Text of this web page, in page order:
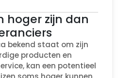
hoger zijn dan
bekend staat om zijn
producten en
kan een potentieel